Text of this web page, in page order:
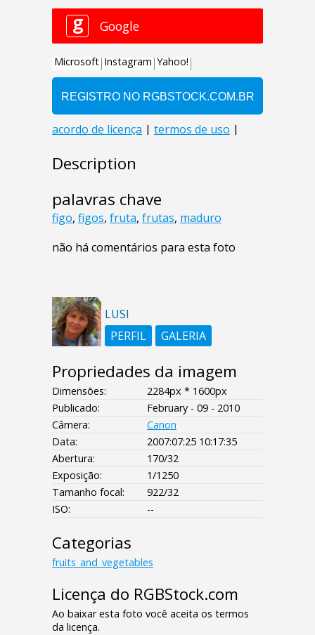
Description
palavras chave
figo, figos, fruta, frutas, maduro
não há comentários para esta foto
LUSI
PERFIL
GALERIA
Propriedades da imagem
Dimensões:
2284px * 1600px
Publicado:
February - 09 - 2010
Câmera:
Canon
Data:
2007:07:25 10:17:35
Abertura:
170/32
Exposição:
1/1250
Tamanho focal:
922/32
ISO:
--
Categorias
fruits_and_vegetables
Licença do RGBStock.com
Ao baixar esta foto você aceita os termos
da licença.